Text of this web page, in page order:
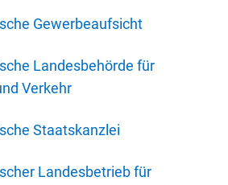
Gewerbeaufsicht
Landesbehörde für
Verkehr
Staatskanzlei
Landesbetrieb für